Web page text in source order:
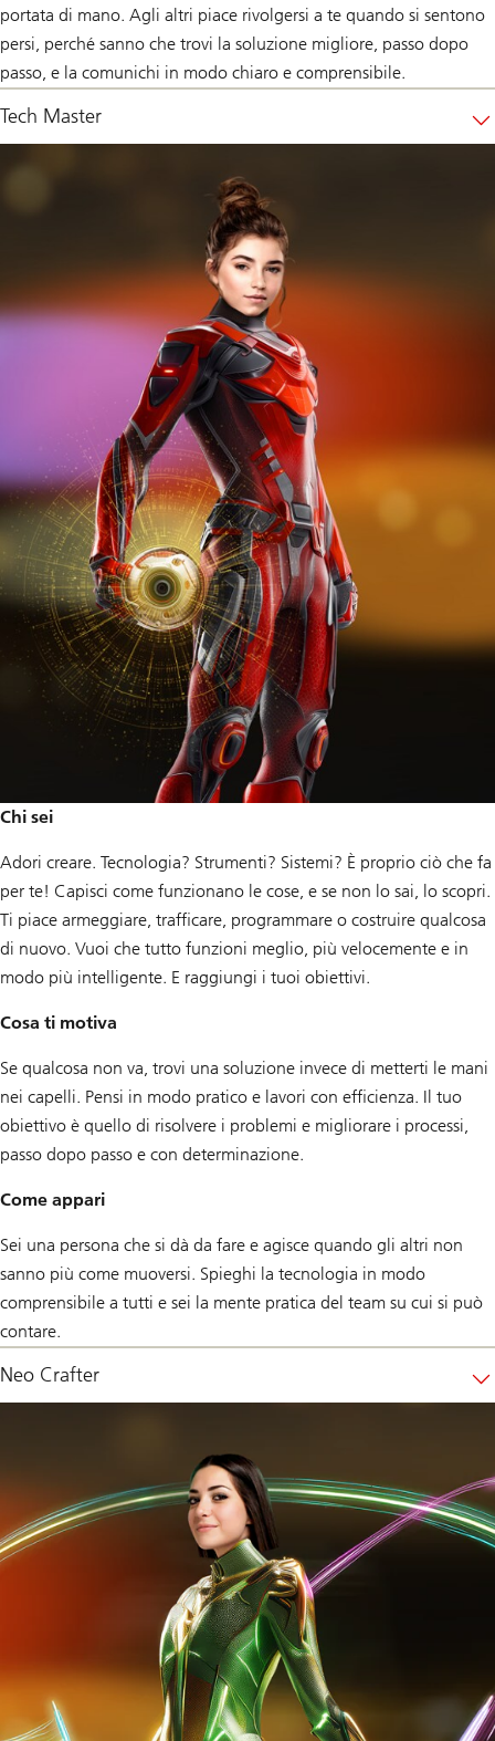
portata di mano. Agli altri piace rivolgersi a te quando si sentono
persi, perché sanno che trovi la soluzione migliore, passo dopo
passo, e la comunichi in modo chiaro e comprensibile.
Tech Master
Chi sei
Adori creare. Tecnologia? Strumenti? Sistemi? È proprio ciò che fa
per te! Capisci come funzionano le cose, e se non lo sai, lo scopri.
Ti piace armeggiare, trafficare, programmare o costruire qualcosa
di nuovo. Vuoi che tutto funzioni meglio, più velocemente e in
modo più intelligente. E raggiungi i tuoi obiettivi.
Cosa ti motiva
Se qualcosa non va, trovi una soluzione invece di metterti le mani
nei capelli. Pensi in modo pratico e lavori con efficienza. Il tuo
obiettivo è quello di risolvere i problemi e migliorare i processi,
passo dopo passo e con determinazione.
Come appari
Sei una persona che si dà da fare e agisce quando gli altri non
sanno più come muoversi. Spieghi la tecnologia in modo
comprensibile a tutti e sei la mente pratica del team su cui si può
contare.
Neo Crafter